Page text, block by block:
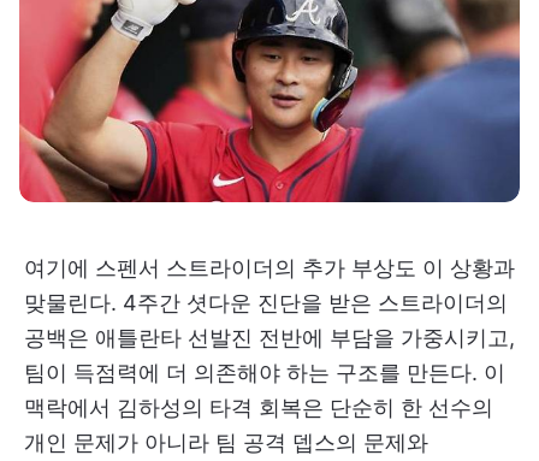
여기에 스펜서 스트라이더의 추가 부상도 이 상황과
맞물린다. 4주간 셧다운 진단을 받은 스트라이더의
공백은 애틀란타 선발진 전반에 부담을 가중시키고,
팀이 득점력에 더 의존해야 하는 구조를 만든다. 이
맥락에서 김하성의 타격 회복은 단순히 한 선수의
개인 문제가 아니라 팀 공격 뎁스의 문제와